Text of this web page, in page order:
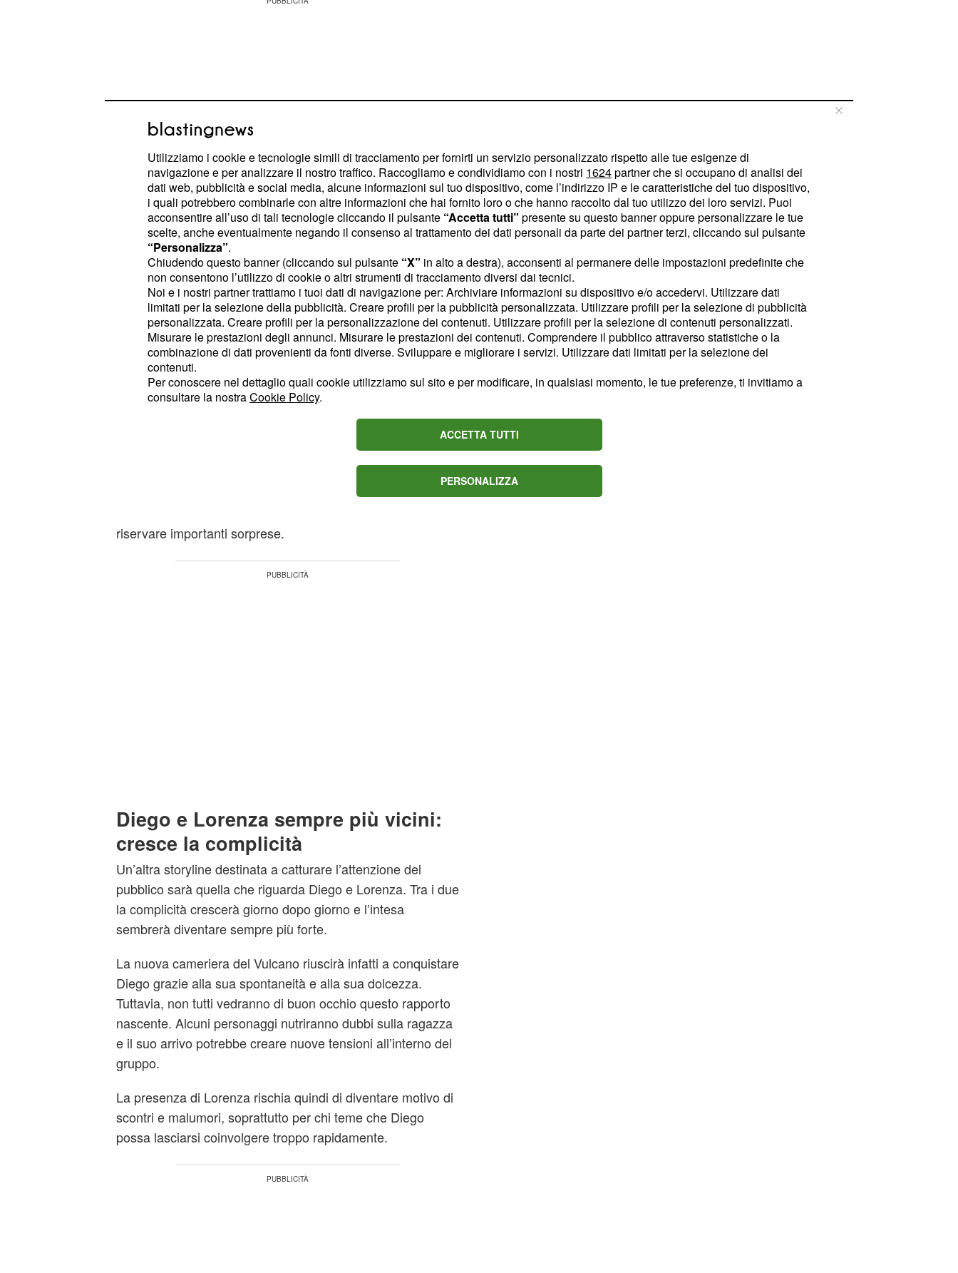
La notizia avrà un forte impatto sul suo equilibrio già
precario e potrebbe cambiare le sue prospettive
sentimentali.
Nel frattempo, il difficile rapporto con Damiano continuerà a
essere al centro della scena. Dopo il duro litigio che li ha
messi l’uno contro l’altra, i due sembreranno lentamente
avvicinarsi di nuovo. Tuttavia, resta da capire se questo
riavvicinamento sarà davvero sincero oppure soltanto
La domanda che molti fan si pongono è una sola:Rosa ha
davvero dimenticato Pino oppure prova ancora
I sentimenti della donna appaiono
riservare importanti sorprese.
Diego e Lorenza sempre più vicini:
cresce la complicità
Un’altra storyline destinata a catturare l’attenzione del
pubblico sarà quella che riguarda Diego e Lorenza. Tra i due
la complicità crescerà giorno dopo giorno e l’intesa
sembrerà diventare sempre più forte.
La nuova cameriera del Vulcano riuscirà infatti a conquistare
Diego grazie alla sua spontaneità e alla sua dolcezza.
Tuttavia, non tutti vedranno di buon occhio questo rapporto
nascente. Alcuni personaggi nutriranno dubbi sulla ragazza
e il suo arrivo potrebbe creare nuove tensioni all’interno del
gruppo.
La presenza di Lorenza rischia quindi di diventare motivo di
scontri e malumori, soprattutto per chi teme che Diego
possa lasciarsi coinvolgere troppo rapidamente.
Utilizziamo i cookie e tecnologie simili di tracciamento per fornirti un servizio personalizzato rispetto alle tue esigenze di
navigazione e per analizzare il nostro traffico. Raccogliamo e condividiamo con i nostri 1624partner che si occupano di analisi dei
dati web, pubblicità e social media, alcune informazioni sul tuo dispositivo, come l’indirizzo IP e le caratteristiche del tuo dispositivo,
i quali potrebbero combinarle con altre informazioni che hai fornito loro o che hanno raccolto dal tuo utilizzo dei loro servizi. Puoi
acconsentire all’uso di tali tecnologie cliccando il pulsante “Accetta tutti” presente su questo banner oppure personalizzare le tue
scelte, anche eventualmente negando il consenso al trattamento dei dati personali da parte dei partner terzi, cliccando sul pulsante
“Personalizza”.
Chiudendo questo banner (cliccando sul pulsante “X” in alto a destra), acconsenti al permanere delle impostazioni predefinite che
non consentono l’utilizzo di cookie o altri strumenti di tracciamento diversi dai tecnici.
Noi e i nostri partner trattiamo i tuoi dati di navigazione per: Archiviare informazioni su dispositivo e/o accedervi. Utilizzare dati
limitati per la selezione della pubblicità. Creare profili per la pubblicità personalizzata. Utilizzare profili per la selezione di pubblicità
personalizzata. Creare profili per la personalizzazione dei contenuti. Utilizzare profili per la selezione di contenuti personalizzati.
Misurare le prestazioni degli annunci. Misurare le prestazioni dei contenuti. Comprendere il pubblico attraverso statistiche o la
combinazione di dati provenienti da fonti diverse. Sviluppare e migliorare i servizi. Utilizzare dati limitati per la selezione dei
contenuti.
Per conoscere nel dettaglio quali cookie utilizziamo sul sito e per modificare, in qualsiasi momento, le tue preferenze, ti invitiamo a
consultare la nostraCookie Policy.
ACCETTA TUTTI
PERSONALIZZA